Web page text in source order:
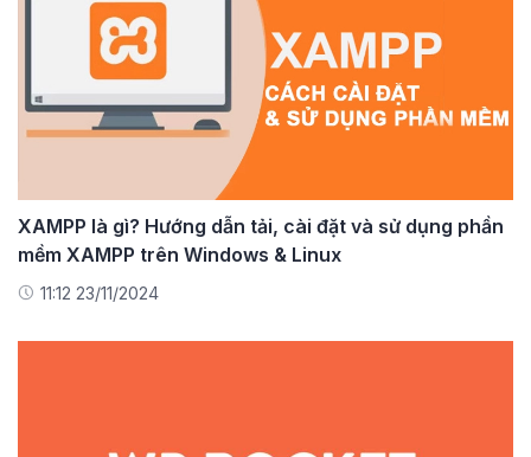
XAMPP là gì? Hướng dẫn tải, cài đặt và sử dụng phần
mềm XAMPP trên Windows & Linux
11:12 23/11/2024